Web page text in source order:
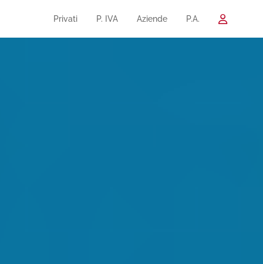
Privati P. IVA Aziende P.A.